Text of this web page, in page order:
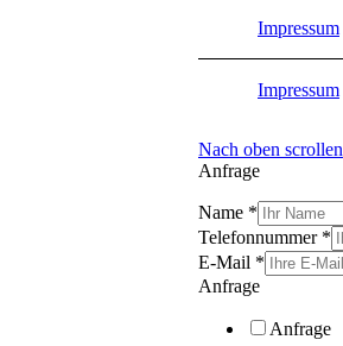
Impressum
Impressum
Nach oben scrollen
Anfrage
Name *
Telefonnummer *
E-Mail *
Anfrage
Anfrage